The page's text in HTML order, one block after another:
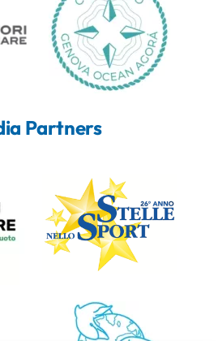
Partners